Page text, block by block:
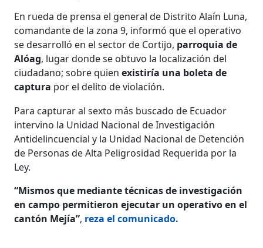
En rueda de prensa el general de Distrito Alaín Luna,
comandante de la zona 9, informó que el operativo
se desarrolló en el sector de Cortijo, parroquia de
Alóag, lugar donde se obtuvo la localización del
ciudadano; sobre quienexistiría una boleta de
captura por el delito de violación.
Para capturar al sexto más buscado de Ecuador
intervino la Unidad Nacional de Investigación
Antidelincuencial y la Unidad Nacional de Detención
de Personas de Alta Peligrosidad Requerida por la
Ley.
“Mismos que mediante técnicas de investigación
en campo permitieron ejecutar un operativo en el
cantón Mejía”, reza el comunicado.